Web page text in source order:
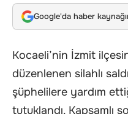
Google'da haber
Kocaeli’nin İzmit
düzenlenen silahlı
şüphelilere yardım
tutuklandı. Kapsamlı